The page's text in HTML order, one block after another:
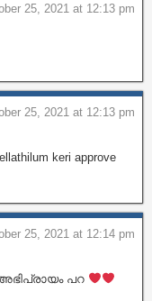
25, 2021 at 12:13 pm
25, 2021 at 12:13 pm
keri approve
25, 2021 at 12:14 pm
അഭിപ്രായം പറ